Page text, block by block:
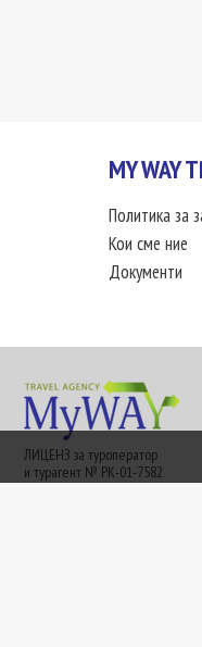
MY WAY
Политика за
Кои сме ние
Документи
ЛИЦЕНЗ за туроператор
и турагент № РК-01-7582